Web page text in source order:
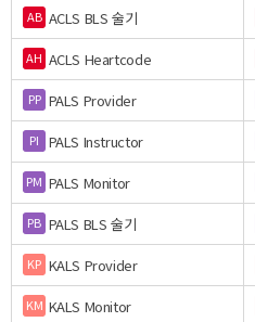
AB ACLS BLS 술기
AH ACLS Heartcode
PP PALS Provider
PI PALS Instructor
PM PALS Monitor
PB PALS BLS 술기
KP KALS Provider
KM KALS Monitor